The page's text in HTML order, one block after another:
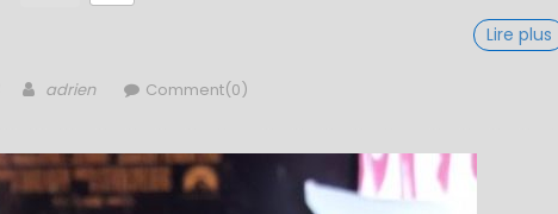
Lire plus
Author
adrien Comment(0)